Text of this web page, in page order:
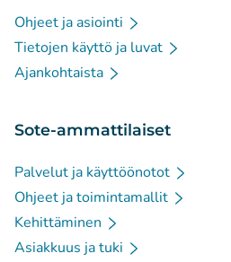
Ohjeet ja asiointi
Tietojen käyttö ja luvat
Ajankohtaista
Sote-ammattilaiset
Palvelut ja käyttöönotot
Ohjeet ja toimintamallit
Kehittäminen
Asiakkuus ja tuki